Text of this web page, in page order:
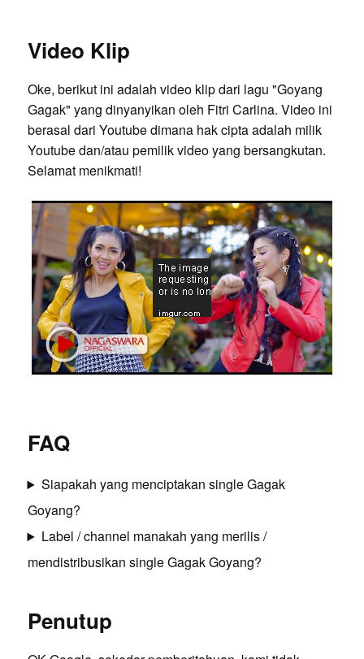
Video Klip
Oke, berikut ini adalah video klip dari lagu "Goyang
Gagak" yang dinyanyikan oleh Fitri Carlina. Video ini
berasal dari Youtube dimana hak cipta adalah milik
Youtube dan/atau pemilik video yang bersangkutan.
Selamat menikmati!
FAQ
Siapakah yang menciptakan single Gagak
Goyang?
Label / channel manakah yang merilis /
mendistribusikan single Gagak Goyang?
Penutup